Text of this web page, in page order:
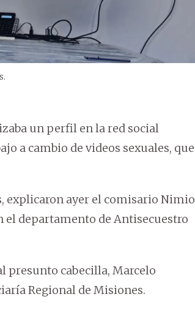
un perfil en la red social
a cambio de videos sexuales, que
explicaron ayer el comisario Nimio
el departamento de Antisecuestro
presunto cabecilla, Marcelo
Regional de Misiones.